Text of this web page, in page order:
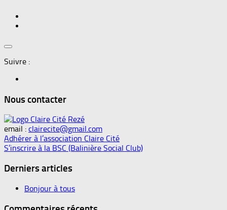
Suivre :
Nous contacter
email : clairecite@gmail.com
Adhérer à l’association Claire Cité
S’inscrire à la BSC (Balinière Social Club)
Derniers articles
Bonjour à tous